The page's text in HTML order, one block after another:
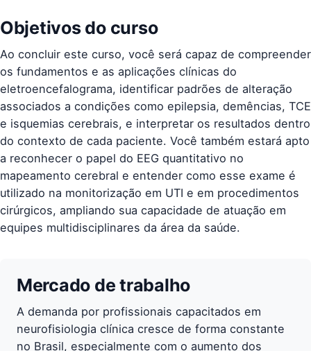
Objetivos do curso
Ao concluir este curso, você será capaz de compreender
os fundamentos e as aplicações clínicas do
eletroencefalograma, identificar padrões de alteração
associados a condições como epilepsia, demências, TCE
e isquemias cerebrais, e interpretar os resultados dentro
do contexto de cada paciente. Você também estará apto
a reconhecer o papel do EEG quantitativo no
mapeamento cerebral e entender como esse exame é
utilizado na monitorização em UTI e em procedimentos
cirúrgicos, ampliando sua capacidade de atuação em
equipes multidisciplinares da área da saúde.
Mercado de trabalho
A demanda por profissionais capacitados em
neurofisiologia clínica cresce de forma constante
no Brasil, especialmente com o aumento dos